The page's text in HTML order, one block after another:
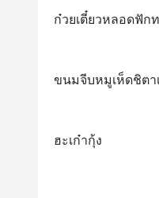
ก๋วยเตี๋ยวหลอดฟัก
ขนมจีบหมูเห็ดชิตา
ฮะเก๋ากุ้ง